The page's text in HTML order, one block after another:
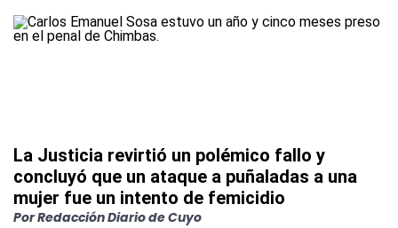
La Justicia revirtió un polémico fallo y
concluyó que un ataque a puñaladas a una
mujer fue un intento de femicidio
PorRedacción Diario de Cuyo